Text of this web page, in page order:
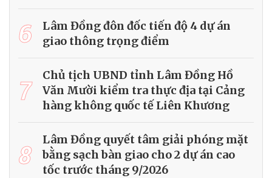
6
Lâm Đồng đôn đốc tiến độ 4 dự án
giao thông trọng điểm
7
Chủ tịch UBND tỉnh Lâm Đồng Hồ
Văn Mười kiểm tra thực địa tại Cảng
hàng không quốc tế Liên Khương
8
Lâm Đồng quyết tâm giải phóng mặt
bằng sạch bàn giao cho 2 dự án cao
tốc trước tháng 9/2026